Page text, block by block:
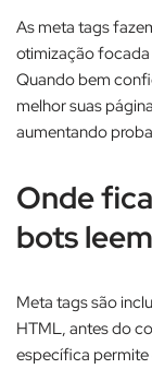
As meta tags
otimização
Quando bem
melhor suas
aumentando
Onde
bots leem
Meta tags são
HTML, antes do
específica permite